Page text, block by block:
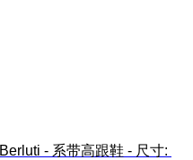
Berluti - 系带高跟鞋 - 尺寸: